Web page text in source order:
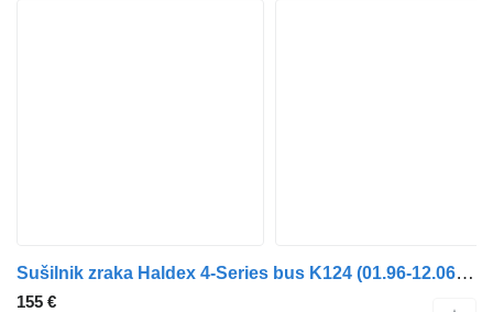
Sušilnik zraka Haldex 4-Series bus K124 (01.96-12.06) 0878618 za avtobus Scania 4-series bus (1995-2006)
155 €